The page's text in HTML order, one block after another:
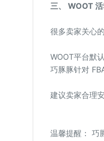
三、 WOOT
很多卖家关心
WOOT平台默
巧豚豚针对
建议卖家合理
温馨提醒： 巧